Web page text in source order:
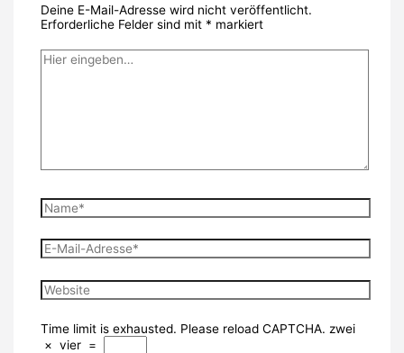
Deine E-Mail-Adresse wird nicht veröffentlicht.
Erforderliche Felder sind mit * markiert
Hier
eingeben…
Name*
E-
Mail-
Website
Time limit is exhausted. Please reload CAPTCHA. zwei
× vier =